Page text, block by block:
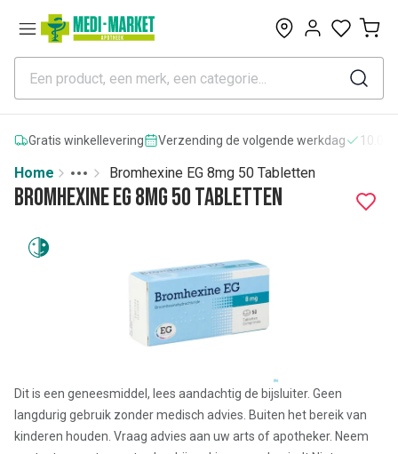
0
Gratis winkellevering Verzending de volgende werkdag
Home
More
Toggle menu
Bromhexine EG 8mg 50 Tabletten
Bromhexine EG 8mg 50 Tabletten
Dit is een geneesmiddel, lees aandachtig de bijsluiter. Geen
langdurig gebruik zonder medisch advies. Buiten het bereik van
kinderen houden. Vraag advies aan uw arts of apotheker. Neem